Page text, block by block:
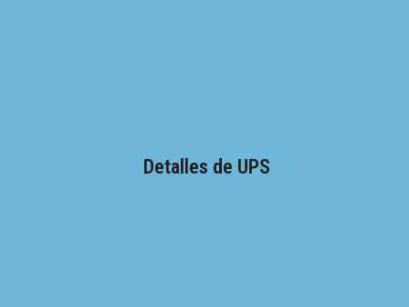
Detalles de UPS